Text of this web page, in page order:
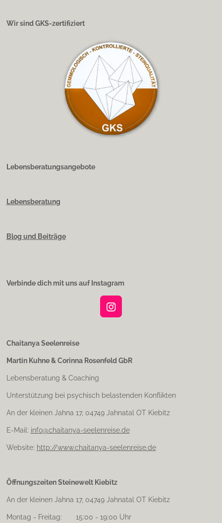
Wir sind GKS-zertifiziert
Lebensberatungsangebote
Lebensberatung
Blog und Beiträge
Verbinde dich mit uns auf Instagram
I
g
m
Chaitanya Seelenreise
Martin Kuhne & Corinna Rosenfeld GbR
Lebensberatung & Coaching
Unterstützung bei psychisch belastenden Konflikten
An der kleinen Jahna 17, 04749 Jahnatal OT Kiebitz
E-Mail: info@chaitanya-seelenreise.de
Website: http://www.chaitanya-seelenreise.de
Öffnungszeiten Steinewelt Kiebitz
An der kleinen Jahna 17, 04749 Jahnatal OT Kiebitz
Montag - Freitag: 15:00 - 19:00 Uhr